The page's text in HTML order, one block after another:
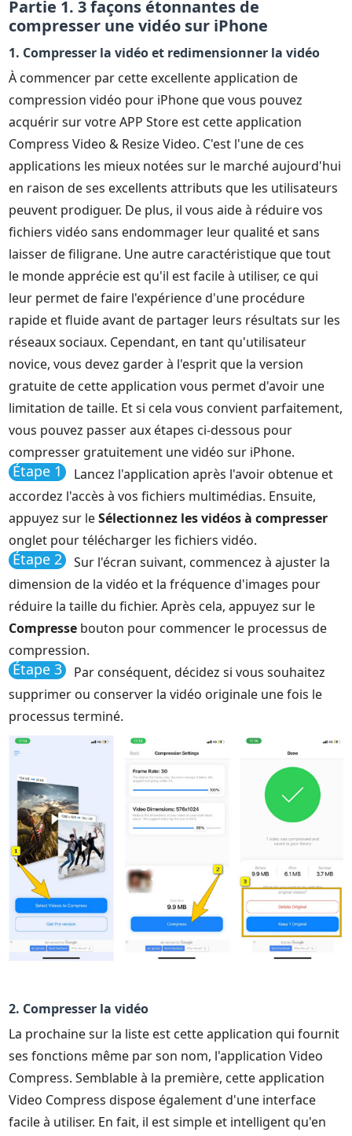
Partie 1. 3 façons étonnantes de
compresser une vidéo sur iPhone
1. Compresser la vidéo et redimensionner la vidéo
À commencer par cette excellente application de
compression vidéo pour iPhone que vous pouvez
acquérir sur votre APP Store est cette application
Compress Video & Resize Video. C'est l'une de ces
applications les mieux notées sur le marché aujourd'hui
en raison de ses excellents attributs que les utilisateurs
peuvent prodiguer. De plus, il vous aide à réduire vos
fichiers vidéo sans endommager leur qualité et sans
laisser de filigrane. Une autre caractéristique que tout
le monde apprécie est qu'il est facile à utiliser, ce qui
leur permet de faire l'expérience d'une procédure
rapide et fluide avant de partager leurs résultats sur les
réseaux sociaux. Cependant, en tant qu'utilisateur
novice, vous devez garder à l'esprit que la version
gratuite de cette application vous permet d'avoir une
limitation de taille. Et si cela vous convient parfaitement,
vous pouvez passer aux étapes ci-dessous pour
compresser gratuitement une vidéo sur iPhone.
Étape 1
Lancez l'application après l'avoir obtenue et
accordez l'accès à vos fichiers multimédias. Ensuite,
appuyez sur leSélectionnez les vidéos à compresser
onglet pour télécharger les fichiers vidéo.
Étape 2
Sur l'écran suivant, commencez à ajuster la
dimension de la vidéo et la fréquence d'images pour
réduire la taille du fichier. Après cela, appuyez sur le
Compresse bouton pour commencer le processus de
compression.
Étape 3
Par conséquent, décidez si vous souhaitez
supprimer ou conserver la vidéo originale une fois le
processus terminé.
2. Compresser la vidéo
La prochaine sur la liste est cette application qui fournit
ses fonctions même par son nom, l'application Video
Compress. Semblable à la première, cette application
Video Compress dispose également d'une interface
facile à utiliser. En fait, il est simple et intelligent qu'en